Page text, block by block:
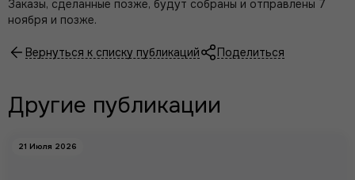
Заказы, сделанные позже, будут собраны и отправлены 7
ноября и позже.
Вернуться к списку публикаций Поделиться
Другие публикации
21 Июля 2026